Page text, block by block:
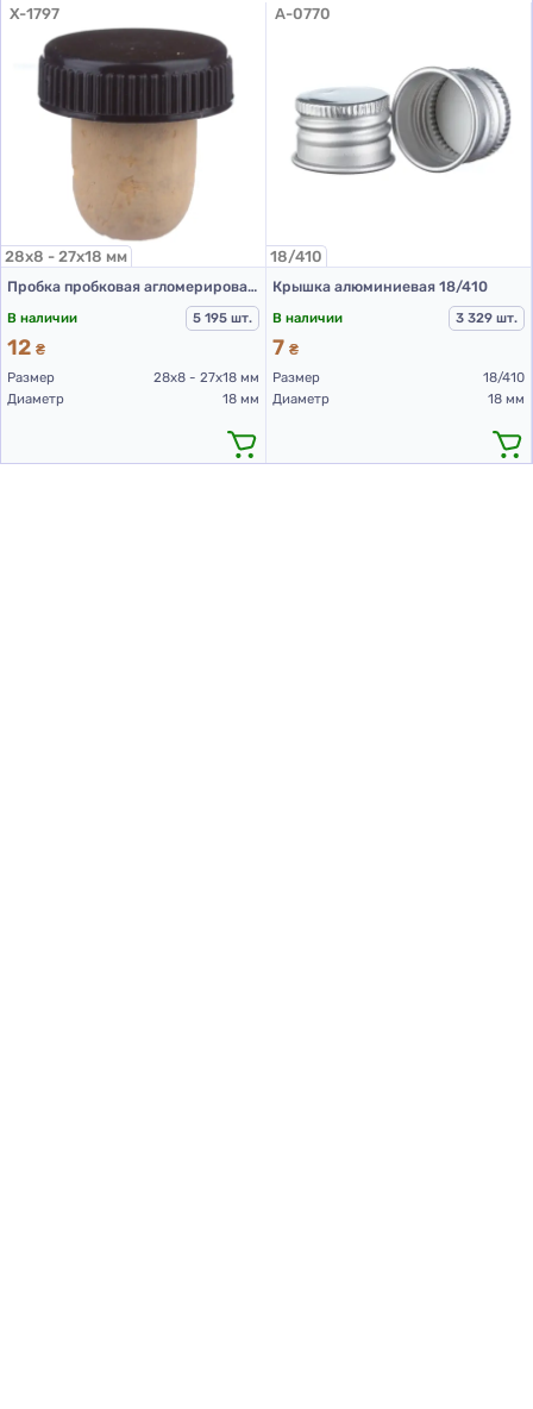
X-1797
28х8 - 27х18 мм
Пробка пробковая агломерированная коньячная размер 28*8+27*18 мм FINE с пластиковым черным колпачком
В наличии
5 195 шт.
12 ₴
Размер
28х8 - 27х18 мм
Диаметр
18 мм
A-0770
18/410
Крышка алюминиевая 18/410
В наличии
3 329 шт.
7 ₴
Размер
18/410
Диаметр
18 мм